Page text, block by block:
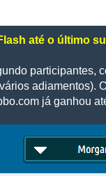
até o último
participantes,
adiamentos).
já ganhou